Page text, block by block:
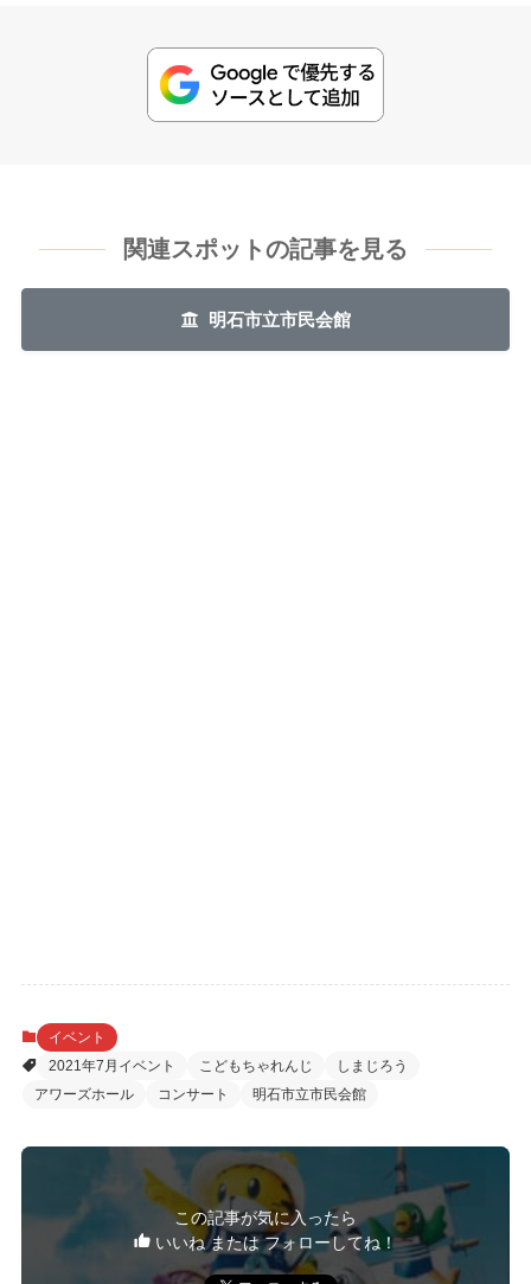
関連スポットの記事を見る
明石市立市民会館
イベント
2021年7月イベント
こどもちゃれんじ
しまじろう
アワーズホール
コンサート 明石市立市民会館
この記事が気に入ったら
いいね または フォローしてね！